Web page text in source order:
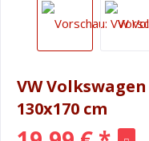
VW
130x170 cm